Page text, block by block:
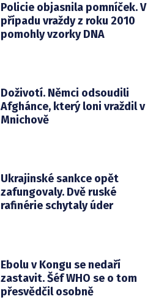
Policie objasnila pomníček. V
případu vraždy z roku 2010
pomohly vzorky DNA
Doživotí. Němci odsoudili
Afghánce, který loni vraždil v
Mnichově
Ukrajinské sankce opět
zafungovaly. Dvě ruské
rafinérie schytaly úder
Ebolu v Kongu se nedaří
zastavit. Šéf WHO se o tom
přesvědčil osobně